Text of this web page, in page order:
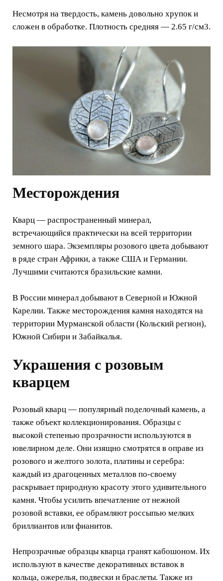
Несмотря на твердость, камень довольно хрупок и
сложен в обработке. Плотность средняя — 2.65 г/см3.
Месторождения
Кварц — распространенный минерал,
встречающийся практически на всей территории
земного шара. Экземпляры розового цвета добывают
в ряде стран Африки, а также США и Германии.
Лучшими считаются бразильские камни.
В России минерал добывают в Северной и Южной
Карелии. Также месторождения камня находятся на
территории Мурманской области (Кольский регион),
Южной Сибири и Забайкалья.
Украшения с розовым
кварцем
Розовый кварц — популярный поделочный камень, а
также объект коллекционирования. Образцы с
высокой степенью прозрачности используются в
ювелирном деле. Они изящно смотрятся в оправе из
розового и желтого золота, платины и серебра:
каждый из драгоценных металлов по-своему
раскрывает природную красоту этого удивительного
камня. Чтобы усилить впечатление от нежной
розовой вставки, ее обрамляют россыпью мелких
бриллиантов или фианитов.
Непрозрачные образцы кварца гранят кабошоном. Их
используют в качестве декоративных вставок в
кольца, ожерелья, подвески и браслеты. Также из